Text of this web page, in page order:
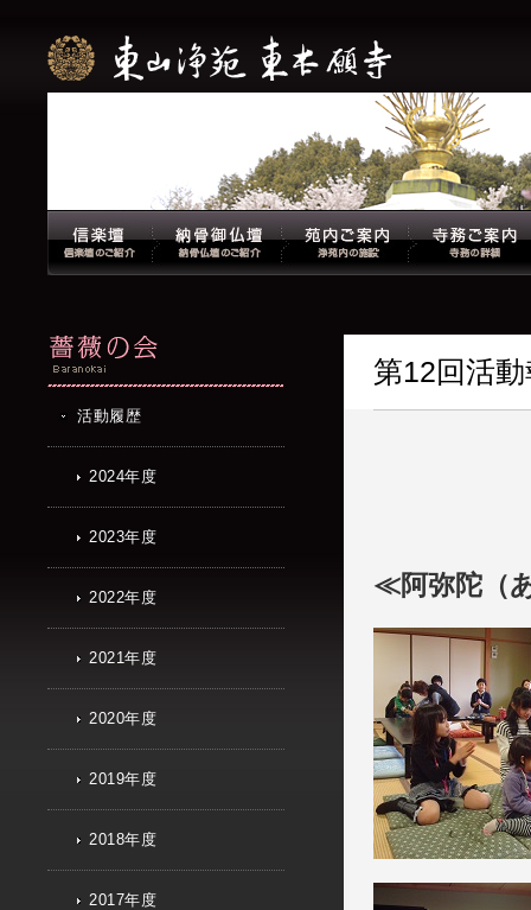
活動履歴
2024年度
2023年度
2022年度
2021年度
2020年度
2019年度
2018年度
2017年度
第12回活
≪阿弥陀（